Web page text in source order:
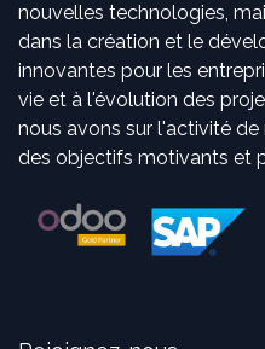
nouvelles technologies,
dans la création et le
innovantes pour les
vie et à l'évolution des
nous avons sur l'activité
des objectifs motivants et